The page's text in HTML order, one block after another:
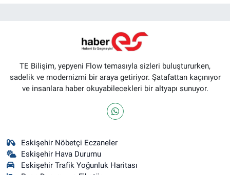
TE Bilişim, yepyeni Flow temasıyla sizleri buluştururken,
sadelik ve modernizmi bir araya getiriyor. Şatafattan kaçınıyor
ve insanlara haber okuyabilecekleri bir altyapı sunuyor.
Eskişehir Nöbetçi Eczaneler
Eskişehir Hava Durumu
Eskişehir Trafik Yoğunluk Haritası